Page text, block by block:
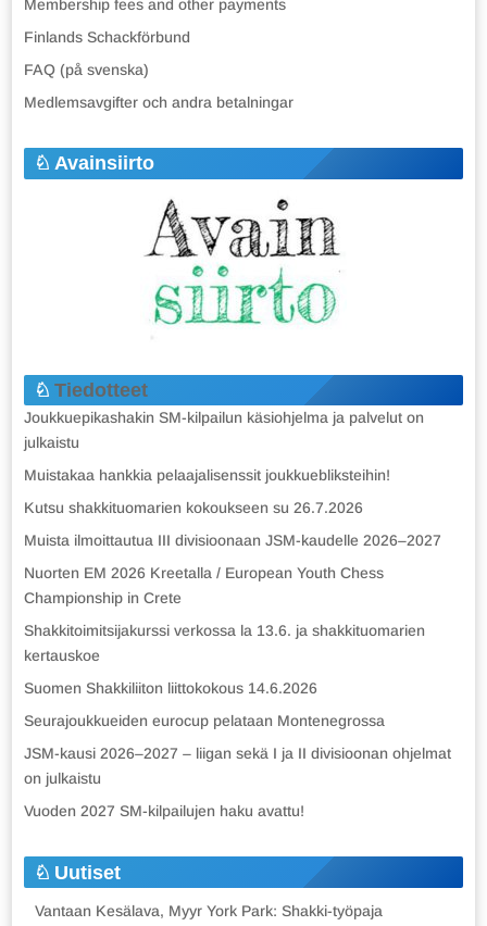
Membership fees and other payments
Finlands Schackförbund
FAQ (på svenska)
Medlemsavgifter och andra betalningar
Avainsiirto
Tiedotteet
Joukkuepikashakin SM-kilpailun käsiohjelma ja palvelut on
julkaistu
Muistakaa hankkia pelaajalisenssit joukkuebliksteihin!
Kutsu shakkituomarien kokoukseen su 26.7.2026
Muista ilmoittautua III divisioonaan JSM-kaudelle 2026–2027
Nuorten EM 2026 Kreetalla / European Youth Chess
Championship in Crete
Shakkitoimitsijakurssi verkossa la 13.6. ja shakkituomarien
kertauskoe
Suomen Shakkiliiton liittokokous 14.6.2026
Seurajoukkueiden eurocup pelataan Montenegrossa
JSM-kausi 2026–2027 – liigan sekä I ja II divisioonan ohjelmat
on julkaistu
Vuoden 2027 SM-kilpailujen haku avattu!
Uutiset
Vantaan Kesälava, Myyr York Park: Shakki-työpaja